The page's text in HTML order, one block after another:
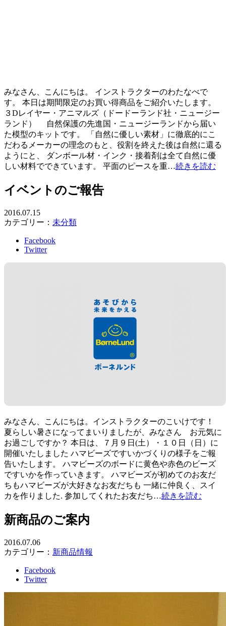
みなさん、こんにちは。 インストラクターのわたなべで
す。 本日は期間限定のお買い得商品をご紹介いたします。
３Dレイヤー・アニマルズ（ドードーランド社・ニュージー
ランド） 自然保護の先進国・ニュージーランドから届い
た模型のキットです。 「自然に優しい素材」に徹底的にこ
だわるメーカーの理念のもと、役割を終えた後は自然に還る
ようにと、 ダンボール材・インク・接着剤は全て自然に優
しい材料でできています。 平面のピースを重…続きを読む
イベントのご報告
2016.07.15
カテゴリー： 未分類
Facebook
Twitter
みなさん、こんにちは。インストラクターのこいけです！
夏らしい暑さになってまいりましたが、みなさん お元気に
お過ごしですか？ 本日は、７月９日(土）・１０日（日）に
開催いたしました ハマビーズですいかづくりの様子をご報
告いたします。 ハマビーズのボードに黄色や赤色のビーズ
ですいかを作っていきます。 ハマビーズが初めてのお友だ
ちもハマビーズが大好きなお友だちも 一緒に仲良く、スイ
カを作りました. 参加してくれたお友だち…続きを読む
新商品のご案内
2016.07.06
カテゴリー： 新商品情報
Facebook
Twitter